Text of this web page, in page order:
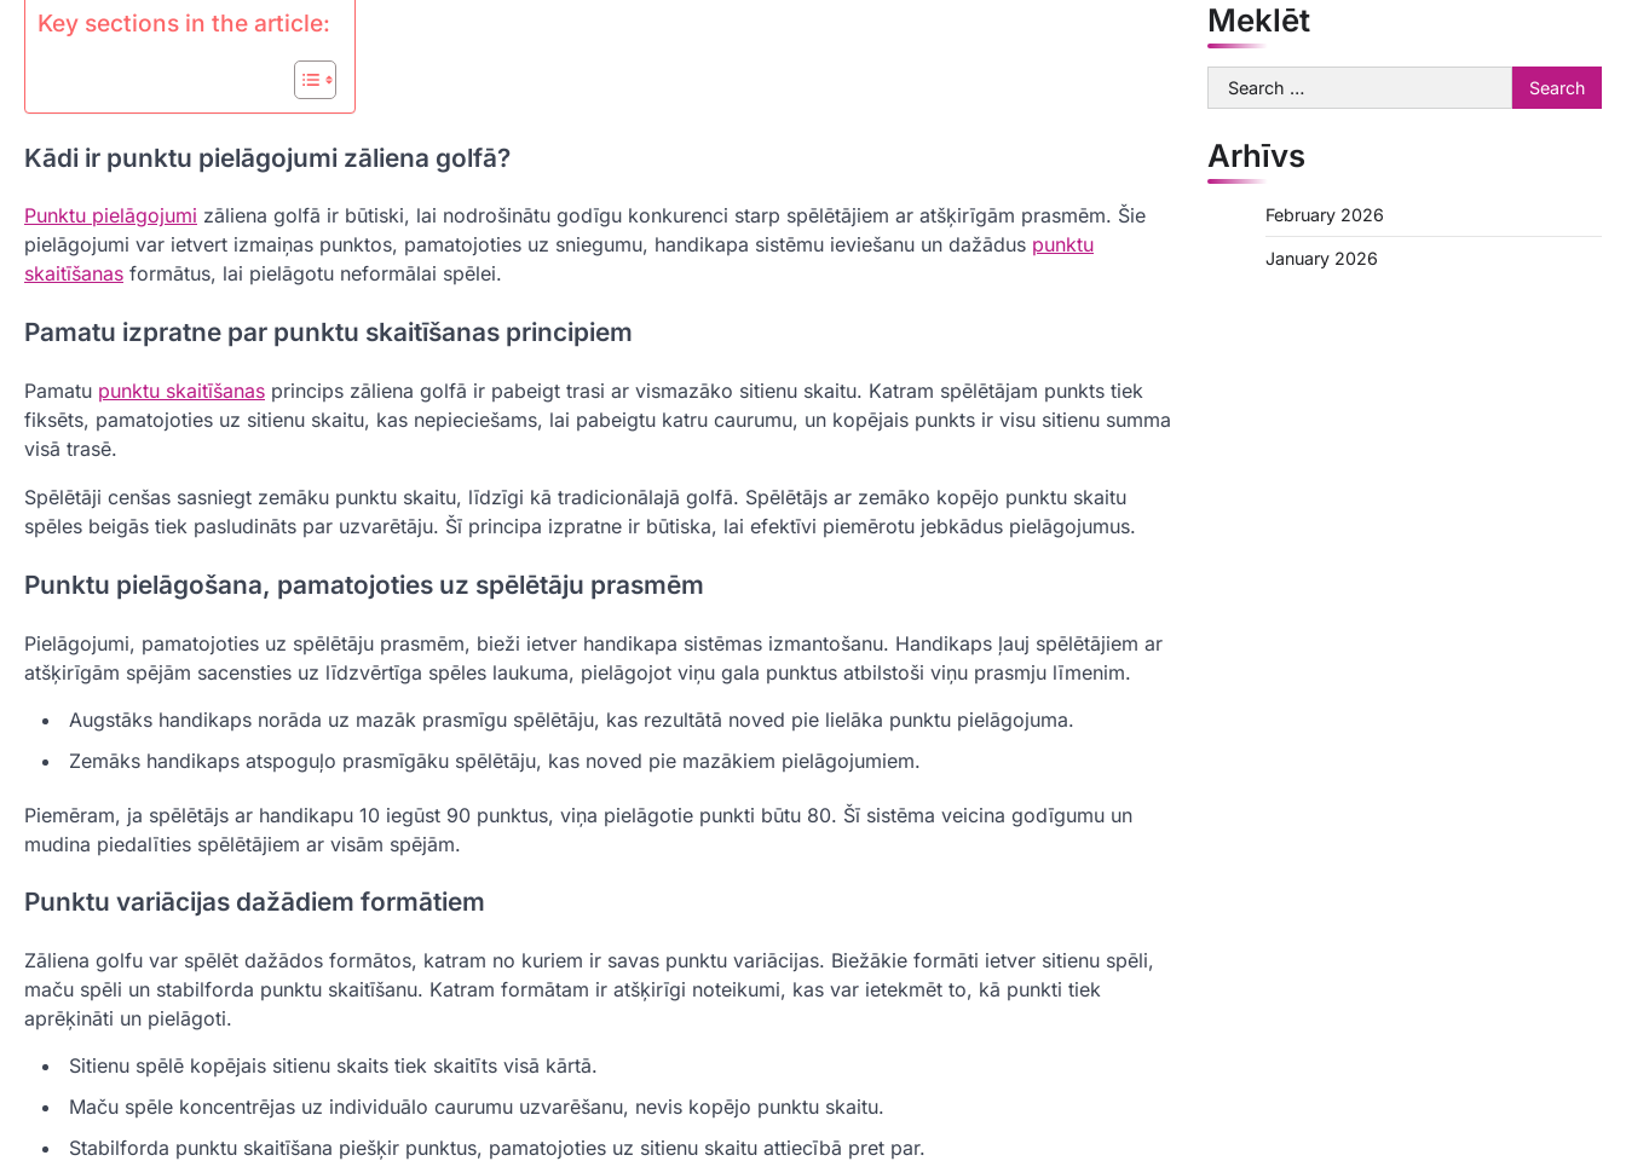
Key sections in the article:
Kādi ir punktu pielāgojumi zāliena golfā?
Punktu pielāgojumi zāliena golfā ir būtiski, lai nodrošinātu godīgu konkurenci starp spēlētājiem ar atšķirīgām prasmēm. Šie
pielāgojumi var ietvert izmaiņas punktos, pamatojoties uz sniegumu, handikapa sistēmu ieviešanu un dažādus punktu
skaitīšanas formātus, lai pielāgotu neformālai spēlei.
Pamatu izpratne par punktu skaitīšanas principiem
Pamatu punktu skaitīšanas princips zāliena golfā ir pabeigt trasi ar vismazāko sitienu skaitu. Katram spēlētājam punkts tiek
fiksēts, pamatojoties uz sitienu skaitu, kas nepieciešams, lai pabeigtu katru caurumu, un kopējais punkts ir visu sitienu summa
visā trasē.
Spēlētāji cenšas sasniegt zemāku punktu skaitu, līdzīgi kā tradicionālajā golfā. Spēlētājs ar zemāko kopējo punktu skaitu
spēles beigās tiek pasludināts par uzvarētāju. Šī principa izpratne ir būtiska, lai efektīvi piemērotu jebkādus pielāgojumus.
Punktu pielāgošana, pamatojoties uz spēlētāju prasmēm
Pielāgojumi, pamatojoties uz spēlētāju prasmēm, bieži ietver handikapa sistēmas izmantošanu. Handikaps ļauj spēlētājiem ar
atšķirīgām spējām sacensties uz līdzvērtīga spēles laukuma, pielāgojot viņu gala punktus atbilstoši viņu prasmju līmenim.
Augstāks handikaps norāda uz mazāk prasmīgu spēlētāju, kas rezultātā noved pie lielāka punktu pielāgojuma.
Zemāks handikaps atspoguļo prasmīgāku spēlētāju, kas noved pie mazākiem pielāgojumiem.
Piemēram, ja spēlētājs ar handikapu 10 iegūst 90 punktus, viņa pielāgotie punkti būtu 80. Šī sistēma veicina godīgumu un
mudina piedalīties spēlētājiem ar visām spējām.
Punktu variācijas dažādiem formātiem
Zāliena golfu var spēlēt dažādos formātos, katram no kuriem ir savas punktu variācijas. Biežākie formāti ietver sitienu spēli,
maču spēli un stabilforda punktu skaitīšanu. Katram formātam ir atšķirīgi noteikumi, kas var ietekmēt to, kā punkti tiek
aprēķināti un pielāgoti.
Sitienu spēlē kopējais sitienu skaits tiek skaitīts visā kārtā.
Maču spēle koncentrējas uz individuālo caurumu uzvarēšanu, nevis kopējo punktu skaitu.
Stabilforda punktu skaitīšana piešķir punktus, pamatojoties uz sitienu skaitu attiecībā pret par.
Meklēt
Search
for:
Arhīvs
February 2026
January 2026